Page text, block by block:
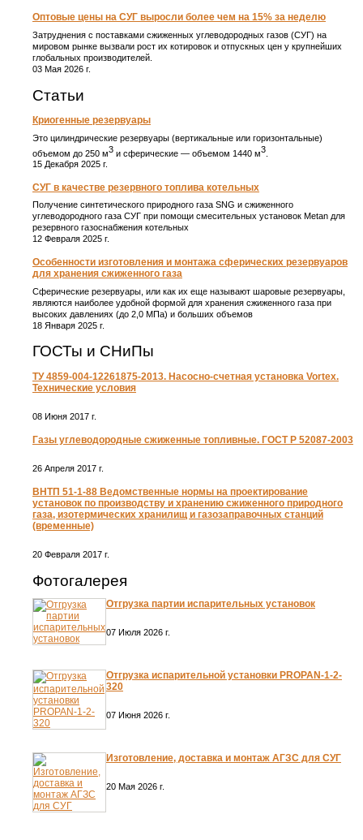
Оптовые цены на СУГ выросли более чем на 15% за неделю
Затруднения с поставками сжиженных углеводородных газов (СУГ) на
мировом рынке вызвали рост их котировок и отпускных цен у крупнейших
глобальных производителей.
03 Мая 2026 г.
Статьи
Криогенные резервуары
Это цилиндрические резервуары (вертикальные или горизонтальные)
объемом до 250 м3 и сферические ― объемом 1440 м3
15 Декабря 2025 г.
СУГ в качестве резервного топлива котельных
Получение синтетического природного газа SNG и сжиженного
углеводородного газа СУГ при помощи смесительных установок Metan для
резервного газоснабжения котельных
12 Февраля 2025 г.
Особенности изготовления и монтажа сферических резервуаров
для хранения сжиженного газа
Сферические резервуары, или как их еще называют шаровые резервуары,
являются наиболее удобной формой для хранения сжиженного газа при
высоких давлениях (до 2,0 МПа) и больших объемов
18 Января 2025 г.
ГОСТы и СНиПы
ТУ 4859-004-12261875-2013. Насосно-счетная установка Vortex.
Технические условия
08 Июня 2017 г.
Газы углеводородные сжиженные топливные. ГОСТ Р 52087-2003
26 Апреля 2017 г.
ВНТП 51-1-88 Ведомственные нормы на проектирование
установок по производству и хранению сжиженного природного
газа, изотермических хранилищ и газозаправочных станций
(временные)
20 Февраля 2017 г.
Фотогалерея
Отгрузка партии испарительных установок
07 Июля 2026 г.
Отгрузка испарительной установки PROPAN-1-2-
320
07 Июня 2026 г.
Изготовление, доставка и монтаж АГЗС для СУГ
20 Мая 2026 г.